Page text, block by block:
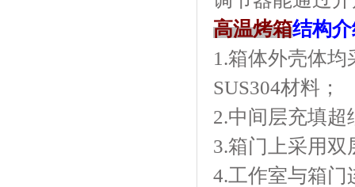
高温烤箱结构
1.箱体外壳体均
SUS304材料；
2.中间层充填超细
3.箱门上采用双层
4.工作室与箱门